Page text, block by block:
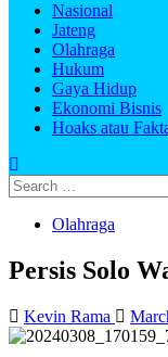
Nasional
Jateng
Olahraga
Hukum
Gaya Hidup
Ekonomi Bisnis
Hoaks atau
Search
for:
Olahraga
Persis Solo
Kevin Rama